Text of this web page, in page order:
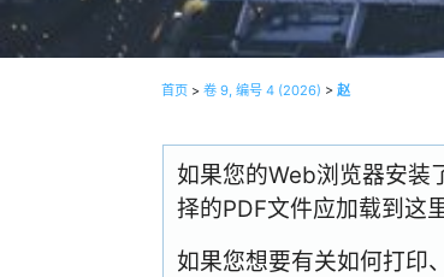
首页 >卷 9, 编号 4 (2026) >赵
如果您的Web浏览器安装
择的PDF文件应加载到这里
如果您想要有关如何打印